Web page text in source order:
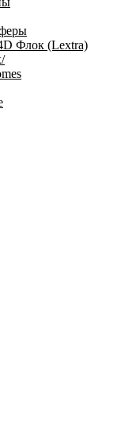
Флок (Lextra)